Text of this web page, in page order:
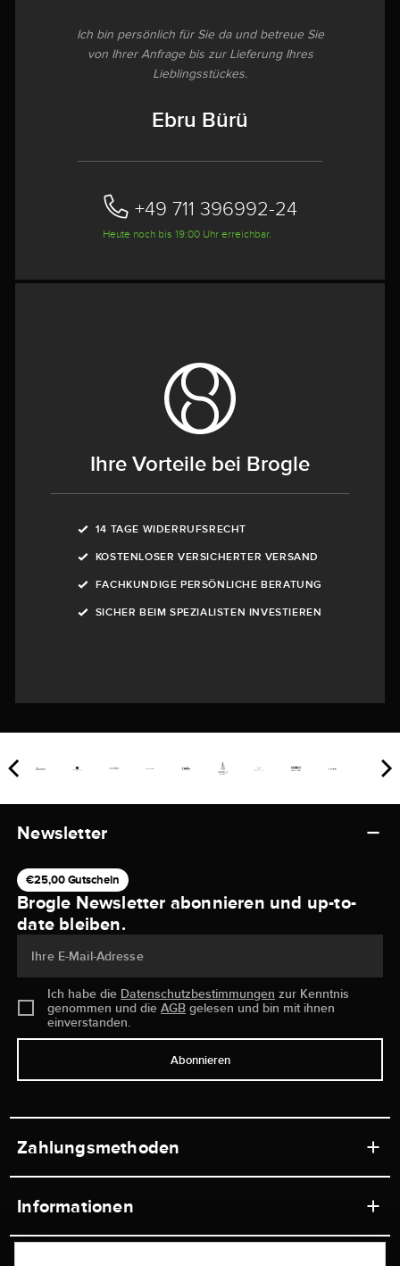
Ich bin persönlich für Sie da und betreue Sie
von Ihrer Anfrage bis zur Lieferung Ihres
Lieblingsstückes.
Ebru Bürü
+49 711 396992-24‬
Heute noch bis 19:00 Uhr erreichbar.
Ihre Vorteile bei Brogle
14 TAGE WIDERRUFSRECHT
KOSTENLOSER VERSICHERTER VERSAND
FACHKUNDIGE PERSÖNLICHE BERATUNG
SICHER BEIM SPEZIALISTEN INVESTIEREN
Newsletter
€25,00 Gutschein
Brogle Newsletter abonnieren und up-to-
date bleiben.
Ihre E-Mail-Adresse
Ich habe die Datenschutzbestimmungen zur Kenntnis
genommen und dieAGB gelesen und bin mit ihnen
einverstanden.
Abonnieren
Zahlungsmethoden
Informationen